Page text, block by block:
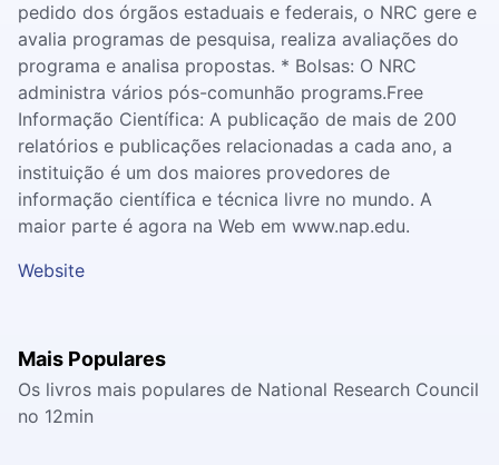
pedido dos órgãos estaduais e federais, o NRC gere e
avalia programas de pesquisa, realiza avaliações do
programa e analisa propostas. * Bolsas: O NRC
administra vários pós-comunhão programs.Free
Informação Científica: A publicação de mais de 200
relatórios e publicações relacionadas a cada ano, a
instituição é um dos maiores provedores de
informação científica e técnica livre no mundo. A
maior parte é agora na Web em www.nap.edu.
Website
Mais Populares
Os livros mais populares de National Research Council
no 12min